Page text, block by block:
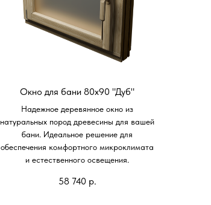
Окно для бани 80х90 "Дуб"
Надежное деревянное окно из
натуральных пород древесины для вашей
бани. Идеальное решение для
обеспечения комфортного микроклимата
и естественного освещения.
58 740 р.